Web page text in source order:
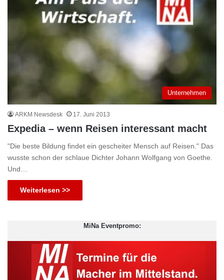
Unternehmen
ARKM Newsdesk 17. Juni 2013
Expedia – wenn Reisen interessant macht
"Die beste Bildung findet ein gescheiter Mensch auf Reisen." Das
wusste schon der schlaue Dichter Johann Wolfgang von Goethe.
Und…
Weiterlesen >>
MiNa Eventpromo: